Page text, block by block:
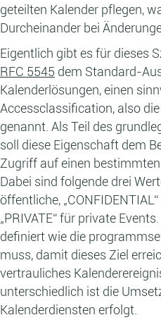
geteilten Kalender pflegen,
Durcheinander bei
Eigentlich gibt es für dieses
RFC 5545 dem Standard-
Kalenderlösungen, einen
Accessclassification, also
genannt. Als Teil des
soll diese Eigenschaft dem
Zugriff auf einen
Dabei sind folgende drei
öffentliche,
„PRIVATE“ für private
definiert wie die
muss, damit dieses Ziel
vertrauliches
unterschiedlich ist die
Kalenderdiensten erfolgt.